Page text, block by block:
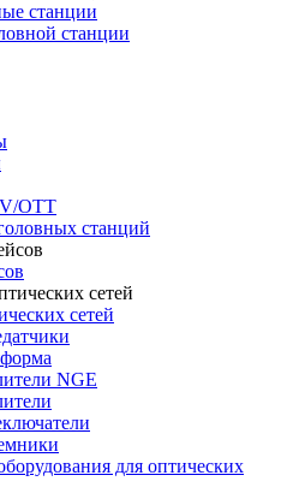
станции
станции
OTT
станций
сетей
NGE
для оптических